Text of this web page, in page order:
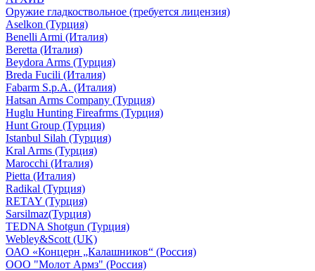
Оружие гладкоствольное (требуется лицензия)
Aselkon (Турция)
Benelli Armi (Италия)
Beretta (Италия)
Beydora Arms (Турция)
Breda Fucili (Италия)
Fabarm S.p.A. (Италия)
Hatsan Arms Company (Турция)
Huglu Hunting Fireafrms (Турция)
Hunt Group (Турция)
Istanbul Silah (Турция)
Kral Arms (Турция)
Marocchi (Италия)
Pietta (Италия)
Radikal (Турция)
RETAY (Турция)
Sarsilmaz(Турция)
TEDNA Shotgun (Турция)
Webley&Scott (UK)
ОАО «Концерн „Калашников“ (Россия)
ООО "Молот Армз" (Россия)